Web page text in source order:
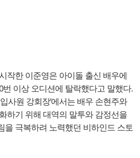
작한 이준영은 아이돌 출신 배우에
번 이상 오디션에 탈락했다고 말했다.
사원 강회장'에서는 배우 손현주와
하기 위해 대역의 말투와 감정선을
을 극복하려 노력했던 비하인드 스토